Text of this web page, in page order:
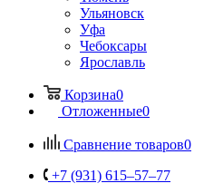
Ульяновск
Уфа
Чебоксары
Ярославль
Корзина0
Отложенные0
Сравнение товаров0
+7 (931) 615‒57‒77